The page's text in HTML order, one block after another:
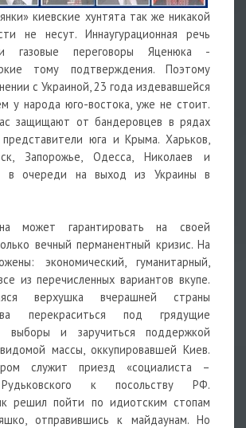
киевские хунтята так же никакой
не несут. Иннаугурационная речь
газовые переговоры Яценюка -
тому подтверждения. Поэтому
с Украиной, 23 года издевавшейся
у народа юго-востока, уже не стоит.
защищают от бандеровцев в рядах
юга и Крыма. Харьков,
Запорожье, Одесса, Николаев и
в очереди на выход из Украины в
может гарантировать на своей
вечный перманентный кризис. На
экономический, гуманитарный,
из перечисленных вариантов вкупе.
верхушка вчерашней страны
перекраситься под грядущие
выборы и заручиться поддержкой
массы, оккупировавшей Киев.
служит приезд «социалиста –
Рудьковского к посольству РФ.
решил пойти по идиотским стопам
отправившись к майдаунам. Но